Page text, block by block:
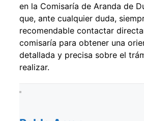
en la Comisaría de Aranda de
que, ante cualquier duda,
recomendable contactar
comisaría para obtener una
detallada y precisa sobre el
realizar.